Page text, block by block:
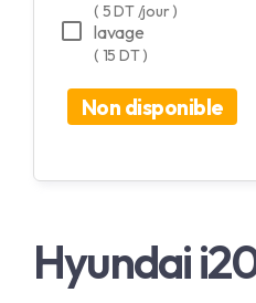
( 5 DT /jour )
lavage
( 15 DT )
Non disponible
Hyundai